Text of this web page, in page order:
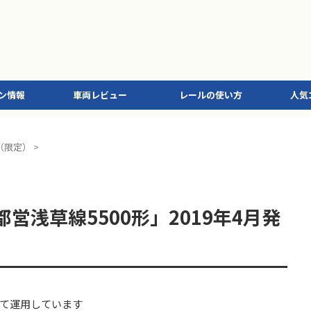
情報 車両レビュー レールの使い方 人気
定） >
営浅草線5500形」2019年4月発
運用しています